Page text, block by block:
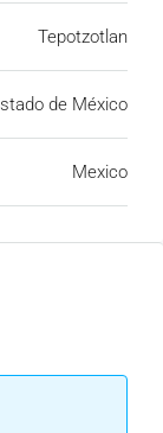
Tepotzotlan
de México
Mexico